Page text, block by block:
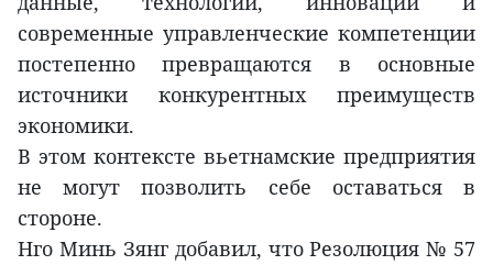
современные управленческие компетенции
постепенно превращаются в основные
источники конкурентных преимуществ
экономики.
В этом контексте вьетнамские предприятия
не могут позволить себе оставаться в
стороне.
Нго Минь Зянг добавил, что Резолюция № 57